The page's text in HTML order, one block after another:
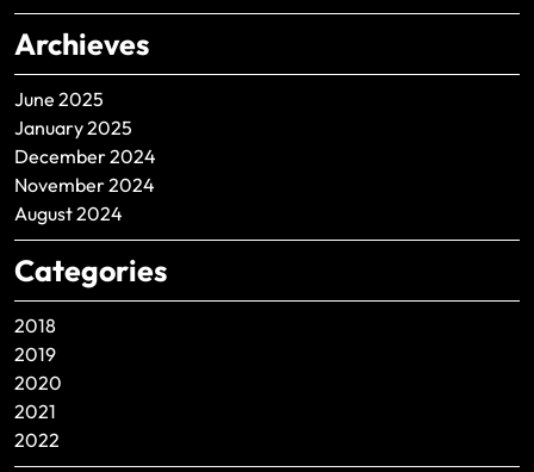
Archieves
June 2025
January 2025
December 2024
November 2024
August 2024
Categories
2018
2019
2020
2021
2022